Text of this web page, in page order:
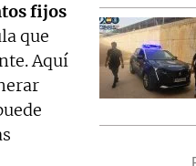
fijos
que
Aquí